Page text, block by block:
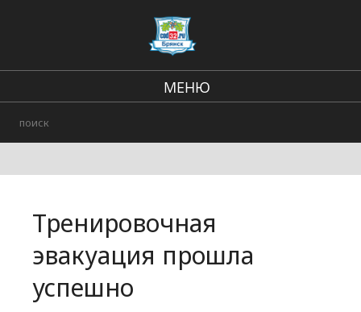
МЕНЮ
Городские события
Тренировочная
эвакуация прошла
успешно